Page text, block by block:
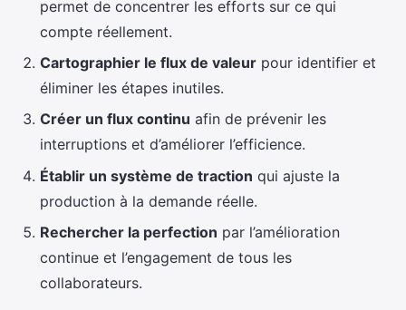
permet de concentrer les efforts sur ce qui
compte réellement.
Cartographier le flux de valeur pour identifier et
éliminer les étapes inutiles.
Créer un flux continu afin de prévenir les
interruptions et d’améliorer l’efficience.
Établir un système de traction qui ajuste la
production à la demande réelle.
Rechercher la perfection par l’amélioration
continue et l’engagement de tous les
collaborateurs.